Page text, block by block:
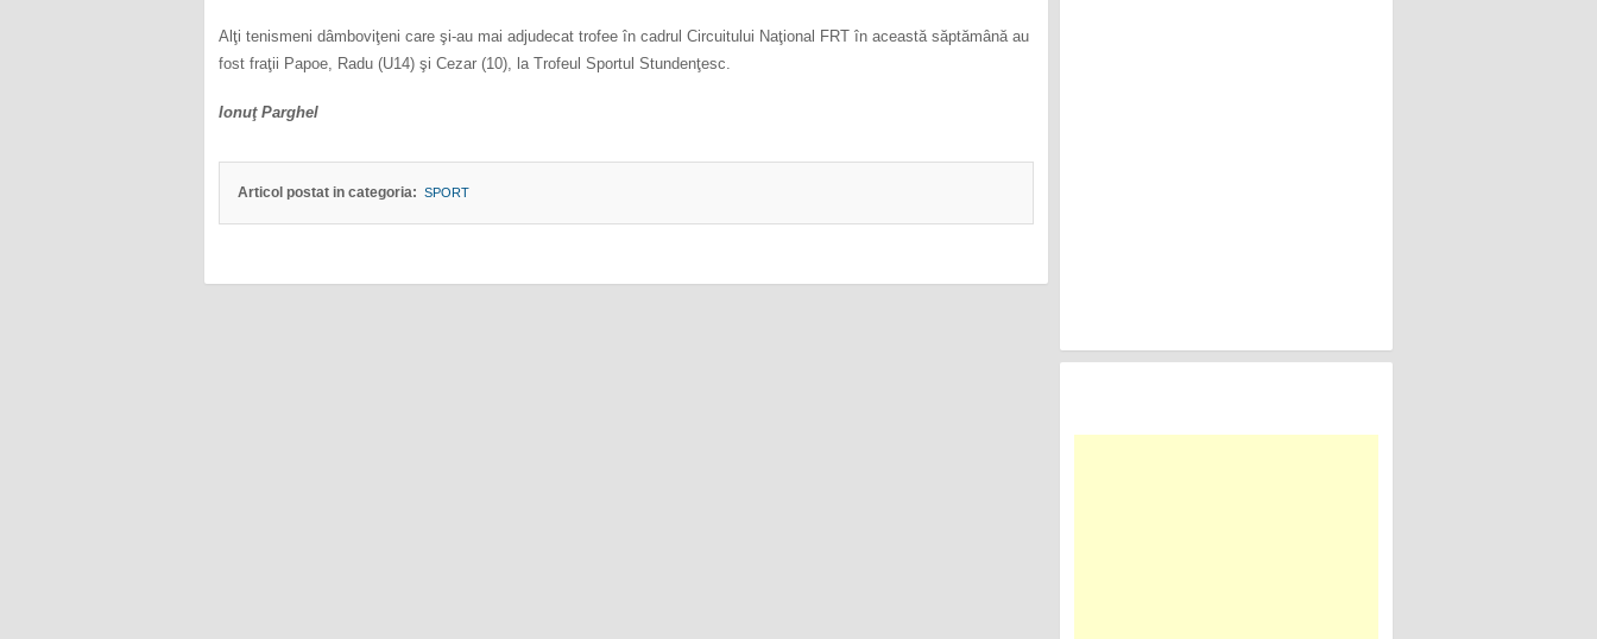
Alţi tenismeni dâmboviţeni care şi-au mai adjudecat trofee în cadrul Circuitului Naţional FRT în această săptămână au
fost fraţii Papoe, Radu (U14) şi Cezar (10), la Trofeul Sportul Stundenţesc.
Ionuţ Parghel
Articol postat in categoria: SPORT